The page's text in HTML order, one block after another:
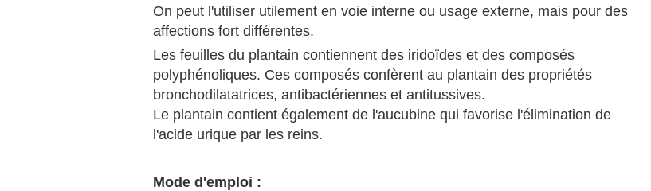
On peut l'utiliser utilement en voie interne ou usage externe, mais pour des
affections fort différentes.
Les feuilles du plantain contiennent des iridoïdes et des composés
polyphénoliques. Ces composés confèrent au plantain des propriétés
bronchodilatatrices, antibactériennes et antitussives.
Le plantain contient également de l'aucubine qui favorise l'élimination de
l'acide urique par les reins.
Mode d'emploi :